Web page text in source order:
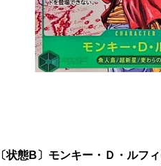
〔状態B〕モンキー・Ｄ・ルフ